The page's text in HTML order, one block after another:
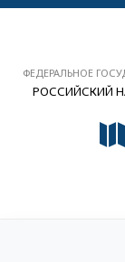
ФЕДЕРАЛЬНОЕ
РОССИЙСКИЙ